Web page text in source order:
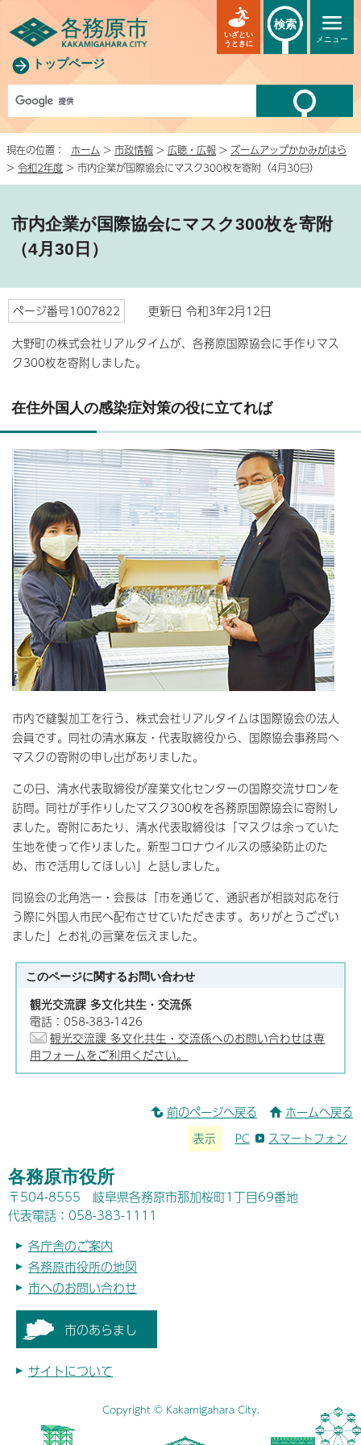
トップページ
メニュー
いざとい
うときに
検索
現在の位置： ホーム > 市政情報 > 広聴・広報 > ズームアップかかみがはら
> 令和2年度 > 市内企業が国際協会にマスク300枚を寄附（4月30日）
市内企業が国際協会にマスク300枚を寄附
（4月30日）
ページ番号1007822
更新日 令和3年2月12日
大野町の株式会社リアルタイムが、各務原国際協会に手作りマス
ク300枚を寄附しました。
在住外国人の感染症対策の役に立てれば
市内で縫製加工を行う、株式会社リアルタイムは国際協会の法人
会員です。同社の清水麻友・代表取締役から、国際協会事務局へ
マスクの寄附の申し出がありました。
この日、清水代表取締役が産業文化センターの国際交流サロンを
訪問。同社が手作りしたマスク300枚を各務原国際協会に寄附し
ました。寄附にあたり、清水代表取締役は「マスクは余っていた
生地を使って作りました。新型コロナウイルスの感染防止のた
め、市で活用してほしい」と話しました。
同協会の北角浩一・会長は「市を通じて、通訳者が相談対応を行
う際に外国人市民へ配布させていただきます。ありがとうござい
ました」とお礼の言葉を伝えました。
このページに関するお問い合わせ
観光交流課 多文化共生・交流係
電話：058-383-1426
観光交流課 多文化共生・交流係へのお問い合わせは専
用フォームをご利用ください。
前のページへ戻る ホームへ戻る
表示 PC スマートフォン
各務原市役所
〒504-8555 岐阜県各務原市那加桜町1丁目69番地
代表電話：058-383-1111
各庁舎のご案内
各務原市役所の地図
市へのお問い合わせ
市のあらまし
サイトについて
Copyright © Kakamigahara City.